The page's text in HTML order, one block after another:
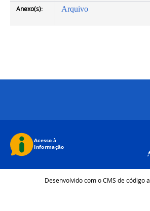
Anexo(s): Arquivo
Desenvolvido com o CMS de código